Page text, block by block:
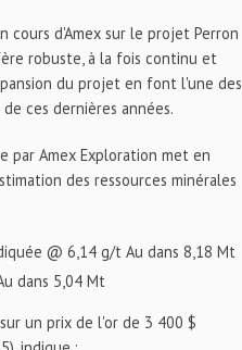
cours d'Amex sur le projet Perron
robuste, à la fois continu et
du projet en font l'une des
ces dernières années.
par Amex Exploration met en
des ressources minérales
@ 6,14 g/t Au dans 8,18 Mt
dans 5,04 Mt
un prix de l'or de 3 400 $